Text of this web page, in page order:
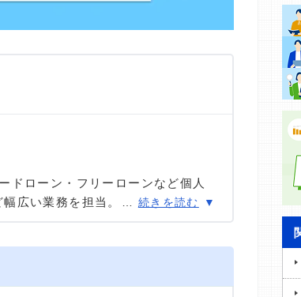
ドローン・フリーローンなど個人
広い業務を担当。貸金業務取扱主
… 続きを読む